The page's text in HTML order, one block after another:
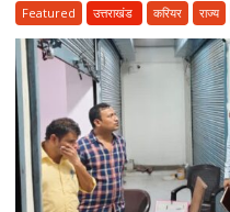
Featured उत्तराखंड करियर राज्य